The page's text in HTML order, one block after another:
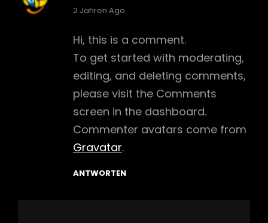
says:
2 Jahren Ago
Hi, this is a comment.
To get started with moderating,
editing, and deleting comments,
please visit the Comments
screen in the dashboard.
Commenter avatars come from
Gravatar.
ANTWORTEN